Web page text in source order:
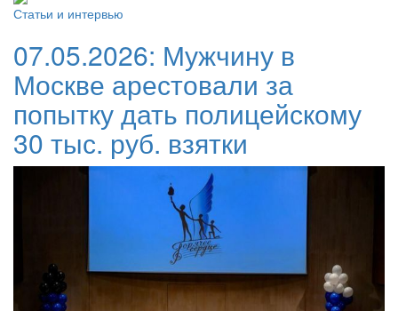
Статьи и интервью
07.05.2026: Мужчину в
Москве арестовали за
попытку дать полицейскому
30 тыс. руб. взятки